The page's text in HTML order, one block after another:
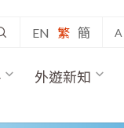
EN 繁 簡 A
外遊新知